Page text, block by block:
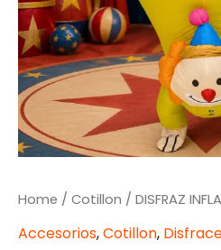
Home / Cotillon / DISFRAZ
Accesorios,Cotillon,